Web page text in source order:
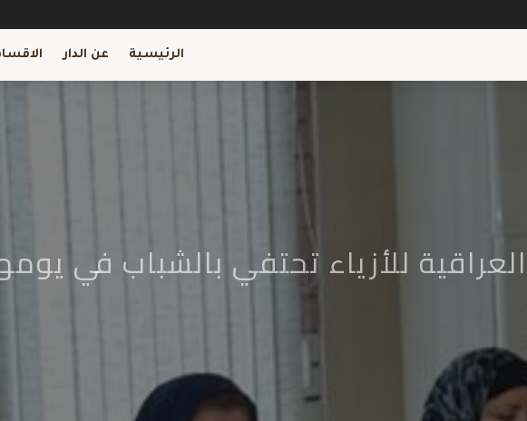
الرئيسية عن الدار
العراقية للأزياء تحتفي بالشباب في